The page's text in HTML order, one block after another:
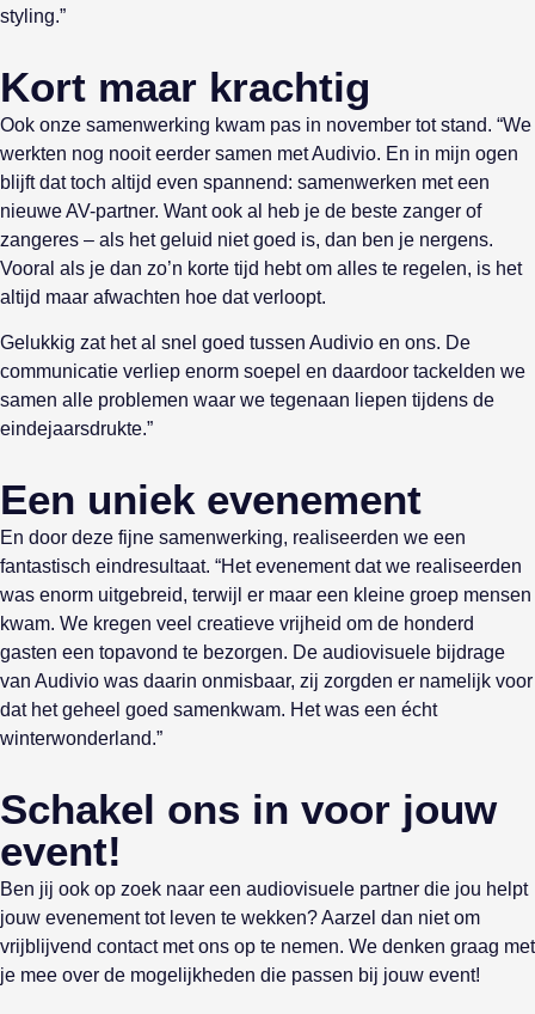
styling.”
Kort maar krachtig
Ook onze samenwerking kwam pas in november tot stand. “We
werkten nog nooit eerder samen met Audivio. En in mijn ogen
blijft dat toch altijd even spannend: samenwerken met een
nieuwe AV-partner. Want ook al heb je de beste zanger of
zangeres – als het geluid niet goed is, dan ben je nergens.
Vooral als je dan zo’n korte tijd hebt om alles te regelen, is het
altijd maar afwachten hoe dat verloopt.
Gelukkig zat het al snel goed tussen Audivio en ons. De
communicatie verliep enorm soepel en daardoor tackelden we
samen alle problemen waar we tegenaan liepen tijdens de
eindejaarsdrukte.”
Een uniek evenement
En door deze fijne samenwerking, realiseerden we een
fantastisch eindresultaat. “Het evenement dat we realiseerden
was enorm uitgebreid, terwijl er maar een kleine groep mensen
kwam. We kregen veel creatieve vrijheid om de honderd
gasten een topavond te bezorgen. De audiovisuele bijdrage
van Audivio was daarin onmisbaar, zij zorgden er namelijk voor
dat het geheel goed samenkwam. Het was een écht
winterwonderland.”
Schakel ons in voor jouw
event!
Ben jij ook op zoek naar een audiovisuele partner die jou helpt
jouw evenement tot leven te wekken? Aarzel dan niet om
vrijblijvend contact met ons op te nemen. We denken graag met
je mee over de mogelijkheden die passen bij jouw event!